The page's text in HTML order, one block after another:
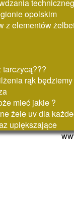
opolskim
z elementów
rąk
mieć jakie ?
żele uv dla
upiększające